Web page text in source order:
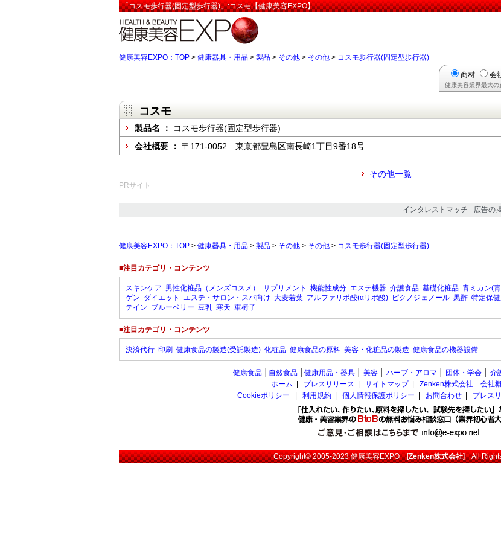
「コスモ歩行器(固定型歩行器)」:コスモ【健康美容EXPO】
健康美容EXPO：TOP > 健康器具・用品 > 製品 > その他 > その他 > コスモ歩行器(固定型歩行器)
商材 会
健康美容業界最大
コスモ
製品名 ：
コスモ歩行器(固定型歩行器)
会社概要 ： 〒171-0052 東京都豊島区南長崎1丁目9番18号
その他一覧
PRサイト
インタレストマッチ - 広告の
健康美容EXPO：TOP > 健康器具・用品 > 製品 > その他 > その他 > コスモ歩行器(固定型歩行器)
■注目カテゴリ・コンテンツ
スキンケア 男性化粧品（メンズコスメ） サプリメント 機能性成分 エステ機器 介護食品 基礎化粧品 青ミカン(
ゲン ダイエット エステ・サロン・スパ向け 大麦若葉 アルファリポ酸(αリポ酸) ピクノジェノール 黒酢 特定保
テイン ブルーベリー 豆乳 寒天 車椅子
■注目カテゴリ・コンテンツ
決済代行 印刷 健康食品の製造(受託製造) 化粧品 健康食品の原料 美容・化粧品の製造 健康食品の機器設備
健康食品 自然食品 健康用品・器具 美容 ハーブ・アロマ 団体・学会 介
ホーム
プレスリリース サイトマップ| Zenken株式会社 会社
Cookieポリシー
利用規約 個人情報保護ポリシー お問合わせ プレス
Copyright© 2005-2023健康美容EXPO[Zenken株式会社] All